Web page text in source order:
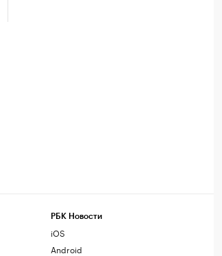
РБК Новости
iOS
Android